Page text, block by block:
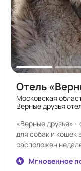
Отель
Московская
Верные друзья
«Верные друзья»
для собак и кошек
расположен
аэропорту
Отель занимает земельный
Мгновенное